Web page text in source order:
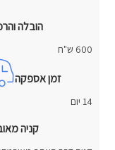
הובלה
600 ש"ח
זמן אספקה
14 יום
קניה